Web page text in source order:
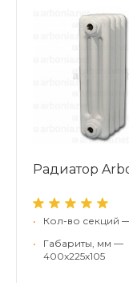
Радиатор
•
Кол-во секций
•
Габариты, мм —
400x225x105